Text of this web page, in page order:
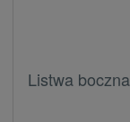
Listwa